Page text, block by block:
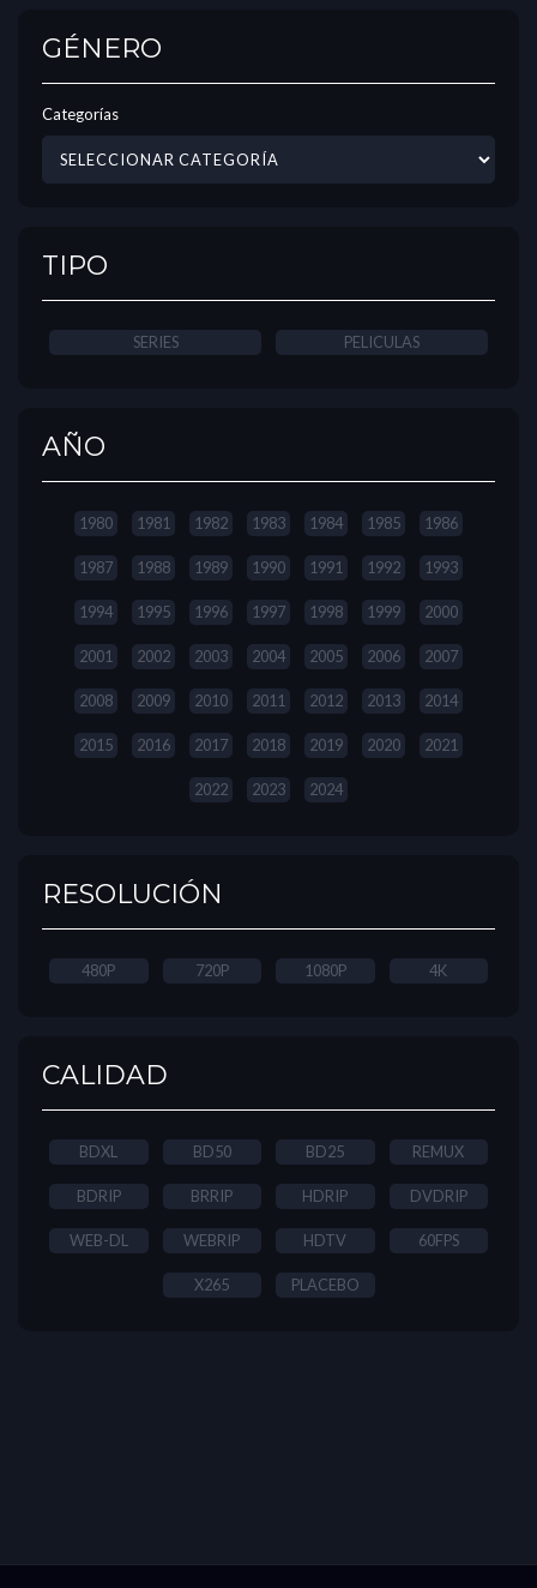
GÉNERO
Categorías
TIPO
SERIES PELICULAS
AÑO
1980 1981 1982 1983 1984 1985 1986
1987 1988 1989 1990 1991 1992 1993
1994 1995 1996 1997 1998 1999 2000
2001 2002 2003 2004 2005 2006 2007
2008 2009 2010 2011 2012 2013 2014
2015 2016 2017 2018 2019 2020 2021
2022 2023 2024
RESOLUCIÓN
480P 720P 1080P 4K
CALIDAD
BDXL BD50 BD25 REMUX
BDRIP BRRIP HDRIP DVDRIP
WEB-DL WEBRIP HDTV 60FPS
X265 PLACEBO